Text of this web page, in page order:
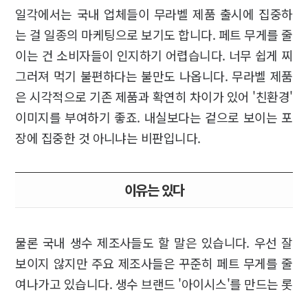
일각에서는 국내 업체들이 무라벨 제품 출시에 집중하
는 걸 일종의 마케팅으로 보기도 합니다. 페트 무게를 줄
이는 건 소비자들이 인지하기 어렵습니다. 너무 쉽게 찌
그러져 먹기 불편하다는 불만도 나옵니다. 무라벨 제품
은 시각적으로 기존 제품과 확연히 차이가 있어 '친환경'
이미지를 부여하기 좋죠. 내실보다는 겉으로 보이는 포
장에 집중한 것 아니냐는 비판입니다.
이유는 있다
물론 국내 생수 제조사들도 할 말은 있습니다. 우선 잘
보이지 않지만 주요 제조사들은 꾸준히 페트 무게를 줄
여나가고 있습니다. 생수 브랜드 '아이시스'를 만드는 롯